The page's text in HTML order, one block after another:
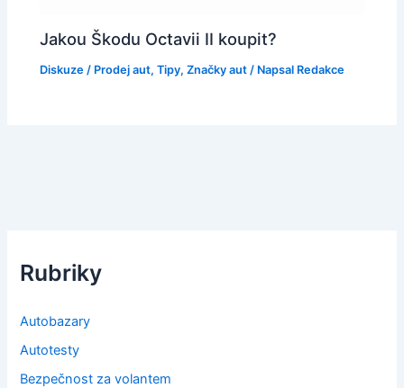
Jakou Škodu Octavii II koupit?
Diskuze / Prodej aut,Tipy,Značky aut / Napsal Redakce
Rubriky
Autobazary
Autotesty
Bezpečnost za volantem